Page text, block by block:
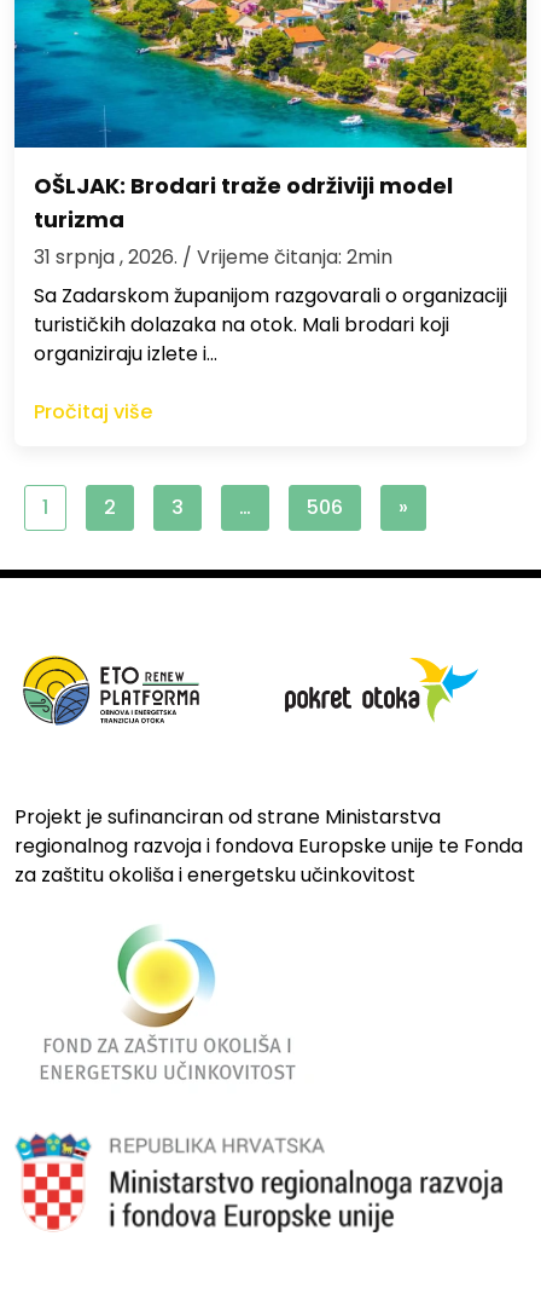
OŠLJAK: Brodari traže održiviji model
turizma
31 srpnja , 2026. / Vrijeme čitanja: 2min
Sa Zadarskom županijom razgovarali o organizaciji
turističkih dolazaka na otok. Mali brodari koji
organiziraju izlete i…
Pročitaj više
1 2 3 … 506 »
Projekt je sufinanciran od strane Ministarstva
regionalnog razvoja i fondova Europske unije te Fonda
za zaštitu okoliša i energetsku učinkovitost